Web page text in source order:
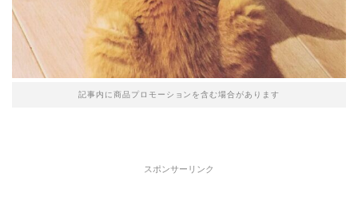
記事内に商品プロモーションを含む場合があります
スポンサーリンク